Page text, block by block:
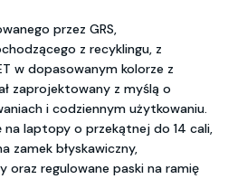
przez GRS,
z recyklingu, z
w dopasowanym kolorze z
zaprojektowany z myślą o
i codziennym użytkowaniu.
na laptopy o przekątnej do 14 cali,
zamek błyskawiczny,
oraz regulowane paski na ramię